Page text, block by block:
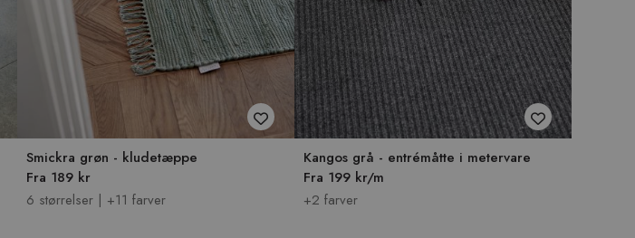
Smickra grøn - kludetæppe
Fra 189 kr
6 størrelser | +11 farver
Kangos grå - entrémåtte i metervare
Fra 199 kr/m
+2 farver